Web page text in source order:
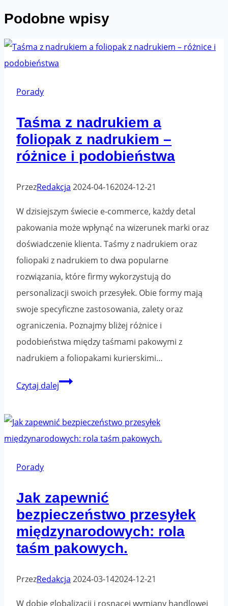
Podobne wpisy
Porady
Taśma z nadrukiem a
foliopak z nadrukiem –
różnice i podobieństwa
PrzezRedakcja 2024-04-162024-12-21
W dzisiejszym świecie e-commerce, każdy detal
pakowania może wpłynąć na wizerunek marki oraz
doświadczenie klienta. Taśmy z nadrukiem oraz
foliopaki z nadrukiem to dwa popularne
rozwiązania, które firmy wykorzystują do
personalizacji swoich przesyłek. Obie formy mają
swoje specyficzne zastosowania, zalety oraz
ograniczenia. Poznajmy bliżej różnice i
podobieństwa między taśmami pakowymi z
nadrukiem a foliopakami kurierskimi…
Czytaj dalejTaśma
foliopak
–
różnice
i
podobieństwa
Porady
Jak zapewnić
bezpieczeństwo przesyłek
międzynarodowych: rola
taśm pakowych.
PrzezRedakcja 2024-03-142024-12-21
W dobie globalizacji i rosnącej wymiany handlowej